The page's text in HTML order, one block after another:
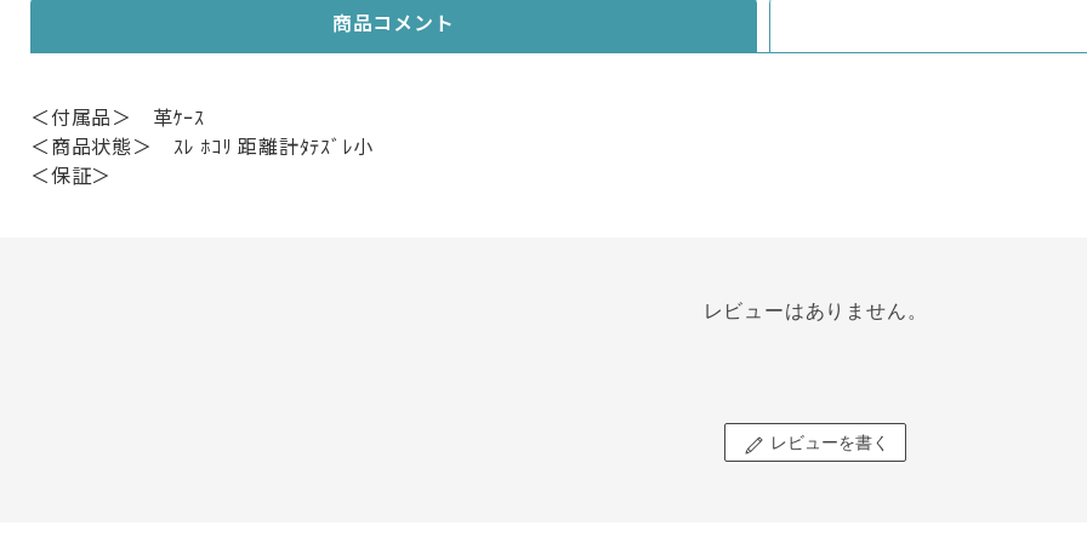
商品コメント
＜付属品＞ 革ｹｰｽ
＜商品状態＞ ｽﾚ ﾎｺﾘ 距離計ﾀﾃｽﾞﾚ小
＜保証＞
レビューはありません。
レビューを書く